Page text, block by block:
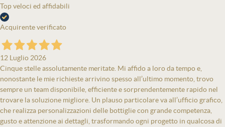
Top veloci ed affidabili
Acquirente verificato
12 Luglio 2026
Cinque stelle assolutamente meritate. Mi affido a loro da tempo e,
nonostante le mie richieste arrivino spesso all’ultimo momento, trovo
sempre un team disponibile, efficiente e sorprendentemente rapido nel
trovare la soluzione migliore. Un plauso particolare va all’ufficio grafico,
che realizza personalizzazioni delle bottiglie con grande competenza,
gusto e attenzione ai dettagli, trasformando ogni progetto in qualcosa di